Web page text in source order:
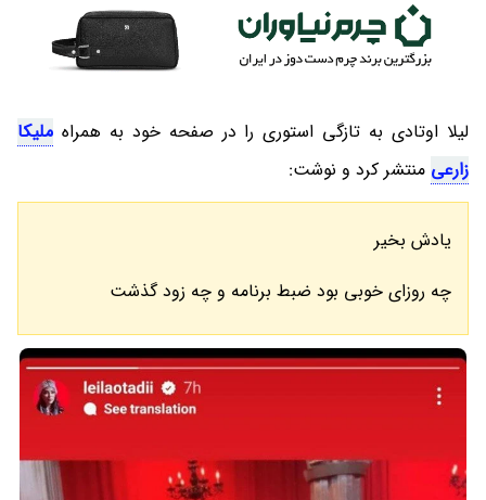
لیلا اوتادی به تازگی استوری را در صفحه خود به همراه ملیکا
زارعی منتشر کرد و نوشت:
یادش بخیر
چه روزای خوبی بود ضبط برنامه و چه زود گذشت